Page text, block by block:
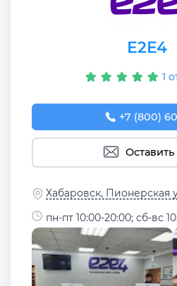
Е2Е4
1
+7 (800)
+7 (800)
Оставить
Хабаровск, Пионерская
пн-пт 10:00-20:00; сб-вс